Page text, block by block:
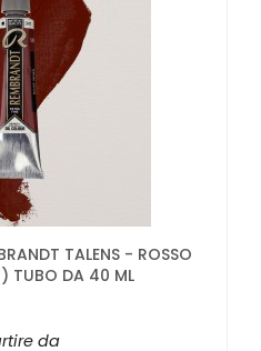
TALENS - ROSSO
TUBO DA 40 ML
da